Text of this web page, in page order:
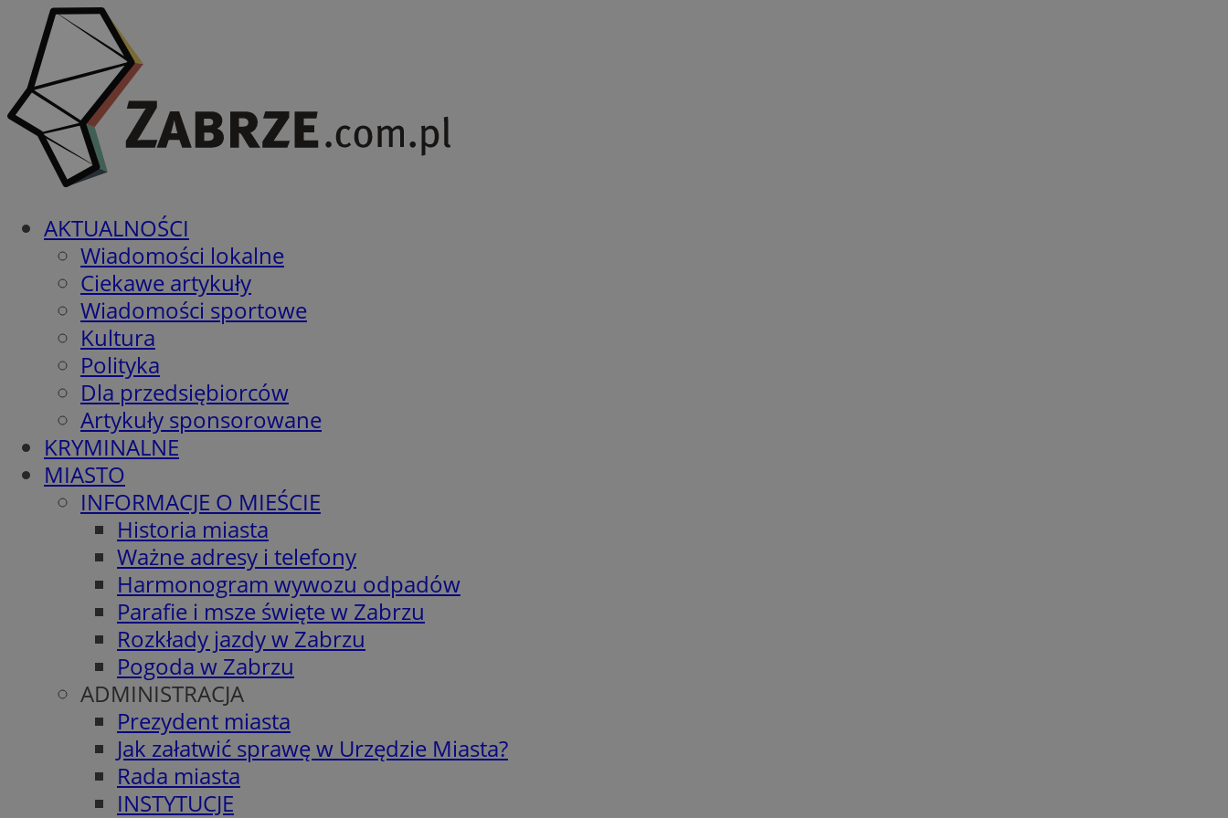
AKTUALNOŚCI
Wiadomości lokalne
Ciekawe artykuły
Wiadomości sportowe
Kultura
Polityka
Dla przedsiębiorców
Artykuły sponsorowane
KRYMINALNE
MIASTO
INFORMACJE O MIEŚCIE
Historia miasta
Ważne adresy i telefony
Harmonogram wywozu odpadów
Parafie i msze święte w Zabrzu
Rozkłady jazdy w Zabrzu
Pogoda w Zabrzu
ADMINISTRACJA
Prezydent miasta
Jak załatwić sprawę w Urzędzie Miasta?
Rada miasta
INSTYTUCJE